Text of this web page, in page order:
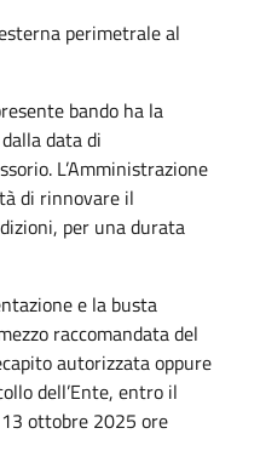
perimetrale al
bando ha la
data di
L’Amministrazione
di rinnovare il
per una durata
e la busta
raccomandata del
autorizzata oppure
dell’Ente, entro il
ottobre 2025 ore